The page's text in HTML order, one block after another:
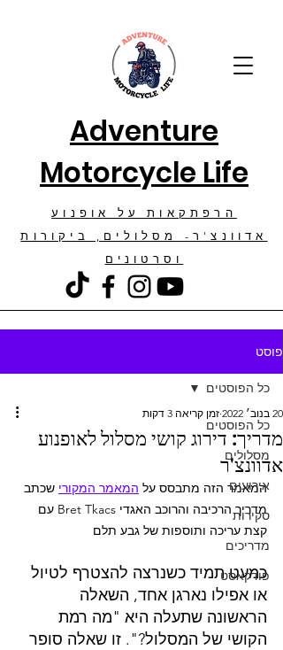
Adventure
Motorcycle Life
הרפתקאות על אופנוע
אדוונצ'ר- מסלולים, ביקורות
וסרטונים
פוסט
כל הפוסטים
מסלולים
אירועים
סקירות
מדריכים
פודקאסט
כל הפוסטים
מדריך: דירוג קושי מסלול לאופנוע
אדוונצ'ר
20 בנוב׳ 2022 זמן קריאה 3 דקות
המאמר הזה מתבסס על המאמר המקורי שכתב
מדריך הרכיבה והרוכב האגדי Bret Tkacs עם
קצת עריכה ותוספות של גבע תלם
כמעט תמיד כשנרצה להצטרף לטיול
או אפילו נארגן אחד, השאלה
הראשונה שתעלה היא "מה רמת
הקושי של המסלול?". זו שאלה סופר